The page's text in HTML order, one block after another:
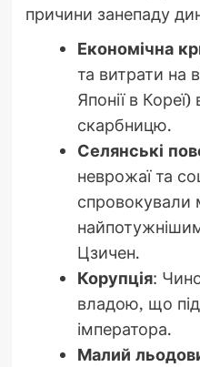
причини занепаду
Економічна
та витрати на
Японії в
скарбницю.
Селянські
неврожаї та
спровокували
Цзичен.
Корупція:
владою, що
імператора.
Малий